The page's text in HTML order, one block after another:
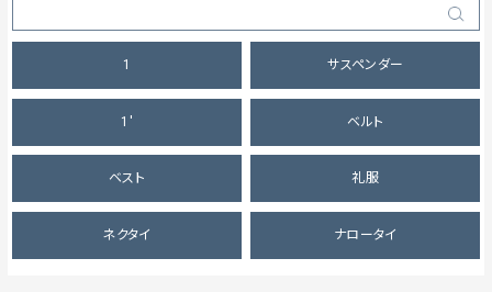
1 サスペンダー
1' ベルト
ベスト 礼服
ネクタイ ナロータイ